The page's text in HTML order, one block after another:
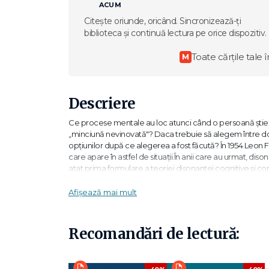
ACUM
Citește oriunde, oricând. Sincronizează-ți
biblioteca și continuă lectura pe orice dispozitiv.
M Toate cărțile tale
Descriere
Ce procese mentale au loc atunci când o persoană
„minciună nevinovată"? Daca trebuie să alegem între
opțiunilor după ce alegerea a fost făcută? În 1954
care apare în astfel de situații.În anii care au urmat,
atat prima formulare a teoriei disonanței cognitive și
mai profundă a fenomenului de disonanță cognitivă și
genereze cercetări, revizuiri și controverse. Unul
termeni generali și abstracți. Ca urmare, poate fi
despre sine, despre o altă persoană, despre un grup
Afișează mai mult
Recomandări de lectură: